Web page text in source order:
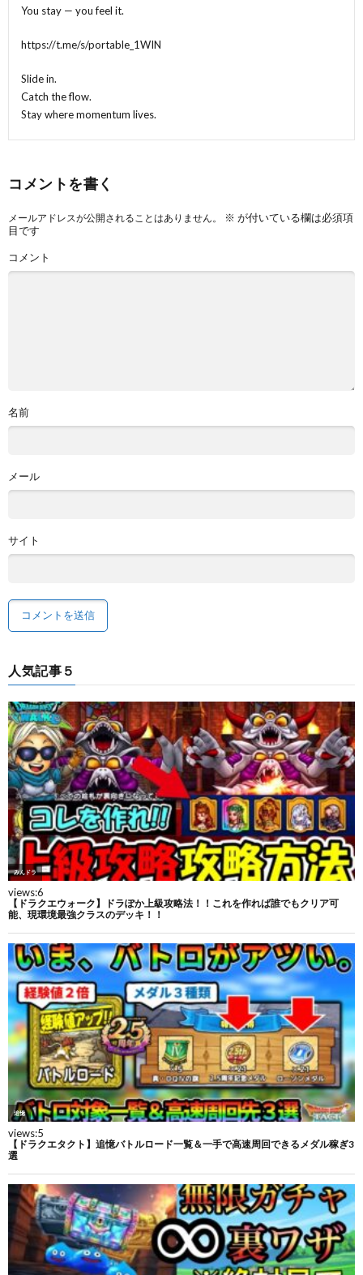
You stay — you feel it.
https://t.me/s/portable_1WIN
Slide in.
Catch the flow.
Stay where momentum lives.
コメントを書く
メールアドレスが公開されることはありません。 ※ が付いている欄は必須項
目です
コメント
名前
メール
サイト
人気記事５